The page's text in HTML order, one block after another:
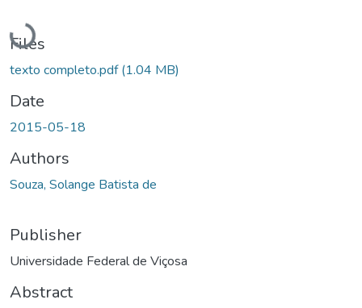
Loading...
Files
texto completo.pdf(1.04 MB)
Date
2015-05-18
Authors
Souza, Solange Batista de
Publisher
Universidade Federal de Viçosa
Abstract